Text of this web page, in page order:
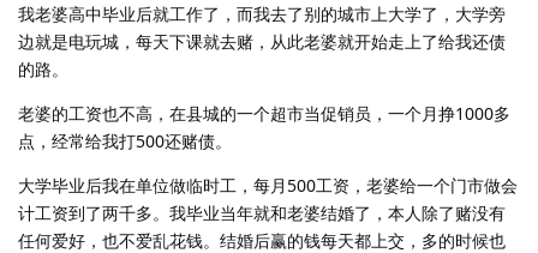
我老婆高中毕业后就工作了，而我去了别的城市上大学了，大学旁
边就是电玩城，每天下课就去赌，从此老婆就开始走上了给我还债
的路。
老婆的工资也不高，在县城的一个超市当促销员，一个月挣1000多
点，经常给我打500还赌债。
大学毕业后我在单位做临时工，每月500工资，老婆给一个门市做会
计工资到了两千多。我毕业当年就和老婆结婚了，本人除了赌没有
任何爱好，也不爱乱花钱。结婚后赢的钱每天都上交，多的时候也